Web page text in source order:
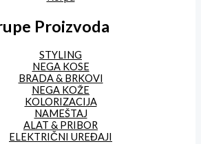
Proizvoda
STYLING
NEGA KOSE
BRADA & BRKOVI
NEGA KOŽE
KOLORIZACIJA
NAMEŠTAJ
ALAT & PRIBOR
ELEKTRIČNI UREĐAJI